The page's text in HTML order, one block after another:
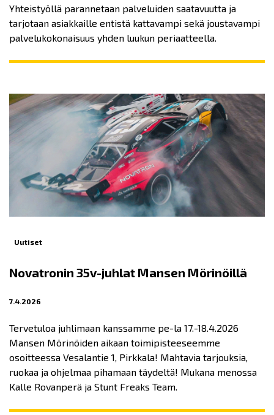
Yhteistyöllä parannetaan palveluiden saatavuutta ja
tarjotaan asiakkaille entistä kattavampi sekä joustavampi
palvelukokonaisuus yhden luukun periaatteella.
Uutiset
Novatronin 35v-juhlat Mansen Mörinöillä
7.4.2026
Tervetuloa juhlimaan kanssamme pe-la 17.-18.4.2026
Mansen Mörinöiden aikaan toimipisteeseemme
osoitteessa Vesalantie 1, Pirkkala! Mahtavia tarjouksia,
ruokaa ja ohjelmaa pihamaan täydeltä! Mukana menossa
Kalle Rovanperä ja Stunt Freaks Team.